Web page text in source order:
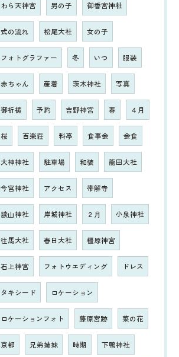
わら天神宮 男の子 御香宮神社
式の流れ 松尾大社 女の子
フォトグラファー 冬 いつ 服装
赤ちゃん 産着 茨木神社 写真
御祈祷 予約 吉野神宮 春 ４月
桜 百楽荘 料亭 食事会 会食
大神神社 駐車場 和装 龍田大社
今宮神社 アクセス 帯解寺
談山神社 岸城神社 ２月 小泉神社
往馬大社 春日大社 橿原神宮
石上神宮 フォトウエディング ドレス
タキシード ロケーション
ロケーションフォト 藤原宮跡 菜の花
京都 兄弟姉妹 時期 下鴨神社